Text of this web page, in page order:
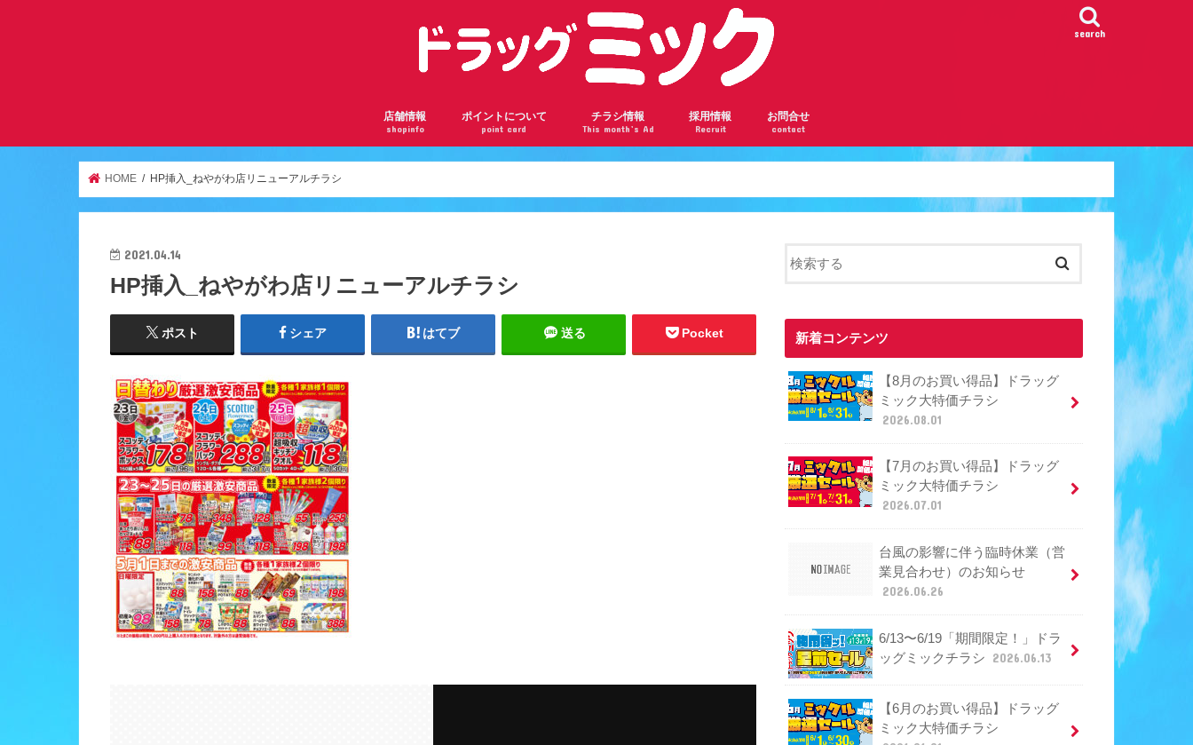
search
店舗情報
shopinfo
サンロード瓢箪山店
曽根駅前店
京阪千林店
千林店
逆瀬川店
アドバンスねやがわ店
天神橋六丁目店
アザール桃山台店
服部店
鶴見橋店
ポイントについて
point card
ドラッグミックの会員ランク
ドラッグミックのポイントを貯めよう
楽天ポイントカードについて
チラシ情報
This month’s Ad
採用情報
Recruit
お問合せ
contact
HOME HP挿入_ねやがわ店リニューアルチラシ
2021.04.14
HP挿入_ねやがわ店リニューアルチラシ
ポスト シェア はてブ 送る Pocket 新着コンテンツ
【8月のお買い得品】ドラッグ
ミック大特価チラシ
2026.08.01
【7月のお買い得品】ドラッグ
ミック大特価チラシ
2026.07.01
台風の影響に伴う臨時休業（営
業見合わせ）のお知らせ
2026.06.26
6/13〜6/19「期間限定！」ドラ
ッグミックチラシ
2026.06.13
【6月のお買い得品】ドラッグ
ミック大特価チラシ